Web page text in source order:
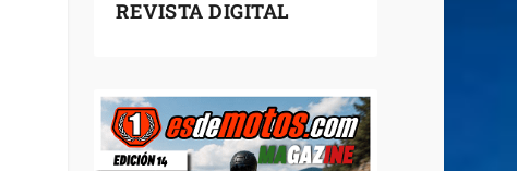
REVISTA DIGITAL